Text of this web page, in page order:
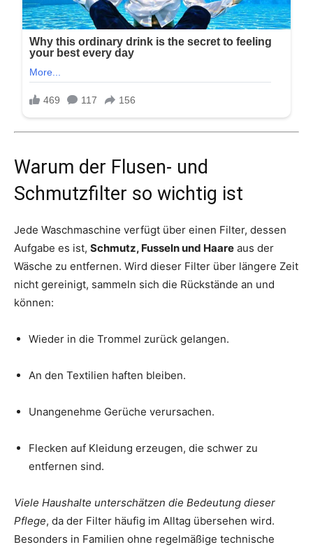
Warum der Flusen- und
Schmutzfilter so wichtig ist
Jede Waschmaschine verfügt über einen Filter, dessen
Aufgabe es ist, Schmutz, Fusseln und Haare aus der
Wäsche zu entfernen. Wird dieser Filter über längere Zeit
nicht gereinigt, sammeln sich die Rückstände an und
können:
Wieder in die Trommel zurück gelangen.
An den Textilien haften bleiben.
Unangenehme Gerüche verursachen.
Flecken auf Kleidung erzeugen, die schwer zu
entfernen sind.
Viele Haushalte unterschätzen die Bedeutung dieser
Pflege, da der Filter häufig im Alltag übersehen wird.
Besonders in Familien ohne regelmäßige technische